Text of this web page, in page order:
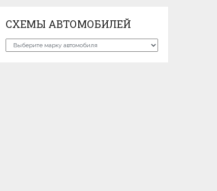
СХЕМЫ АВТОМОБИЛЕЙ
Схемы